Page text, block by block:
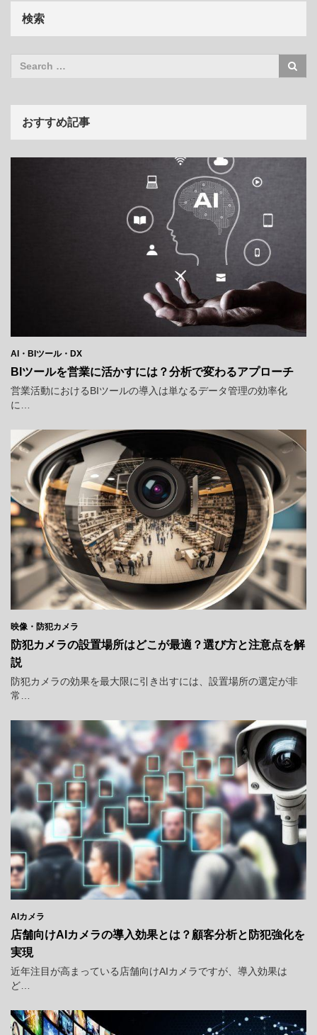
検索
おすすめ記事
AI・BIツール・DX
BIツールを営業に活かすには？分析で変わるアプローチ
営業活動におけるBIツールの導入は単なるデータ管理の効率化
に…
映像・防犯カメラ
防犯カメラの設置場所はどこが最適？選び方と注意点を解
説
防犯カメラの効果を最大限に引き出すには、設置場所の選定が非
常…
AIカメラ
店舗向けAIカメラの導入効果とは？顧客分析と防犯強化を
実現
近年注目が高まっている店舗向けAIカメラですが、導入効果は
ど…